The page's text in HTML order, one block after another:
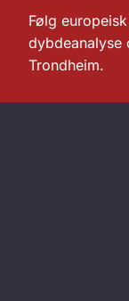
Følg
dybdeanalyse
Trondheim.